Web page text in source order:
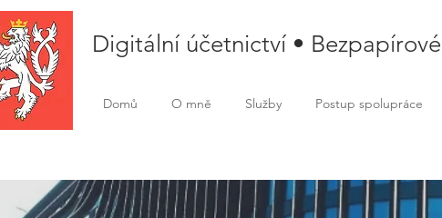
Digitální účetnictví •
Domů O mně Služby Postup spolupráce